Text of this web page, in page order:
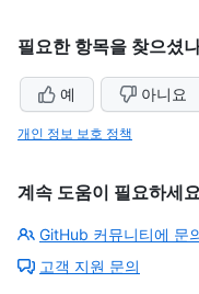
필요한 항목을 찾으셨
예 아니요
개인 정보 보호 정책
계속 도움이 필요하세
GitHub 커뮤니티에 문
고객 지원 문의